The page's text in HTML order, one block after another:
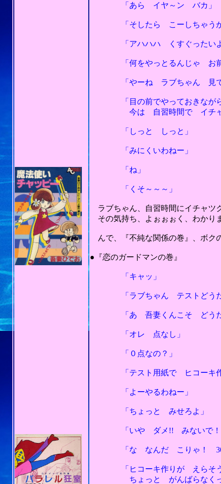
「あら イヤ～ン バカ」
「そしたら こーしちゃうか
「アハハハ くすぐったい
「何をやっとるんじゃ お前
「やーね ラブちゃん 見て
「目の前でやっておきなが
今は 自習時間で イチャツ
「しっと しっと」
「みにくいわねー」
「ね」
「くそ～～～」
ラブちゃん、自習時間にイチャツ
その気持ち、よぉぉぉく、わかり
んで、『不純な関係の巻』、ボク
●『恋のガードマンの巻』
「キャッ」
「ラブちゃん テストどうだ
「あ 吾妻くんこそ どうだ
「オレ 点なし」
「０点なの？」
「テスト用紙で ヒコーキ作
「よーやるわねー」
「ちょっと みせろよ」
「いや ダメ!! みないで！
「な なんだ こりゃ！ 30点
「ヒコーキ作りが えらそう
ちょっと がんばらなくっち